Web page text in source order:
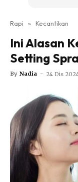
Nutrisi
Video
Glow Up
Rapi » Kecantikan
Ini Alasan
Setting
By Nadia - 24 Dis